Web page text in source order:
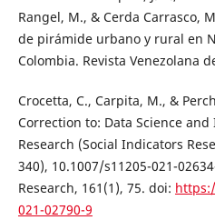
Rangel, M., & Cerda Carrasco,
de pirámide urbano y rural en
Colombia. Revista Venezolana
Crocetta, C., Carpita, M., &
Correction to: Data Science
Research (Social Indicators
340), 10.1007/s11205-021-
Research, 161(1), 75. doi:
021-02790-9